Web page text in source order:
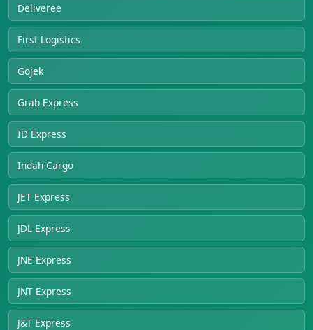
Deliveree
First Logistics
Gojek
Grab Express
ID Express
Indah Cargo
JET Express
JDL Express
JNE Express
JNT Express
J&T Express